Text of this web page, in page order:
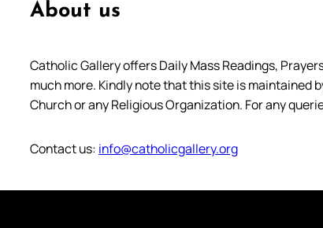
About us
Catholic Gallery offers Daily Mass Readings,
much more. Kindly note that this site is maintained
Church or any Religious Organization. For any
Contact us: info@catholicgallery.org